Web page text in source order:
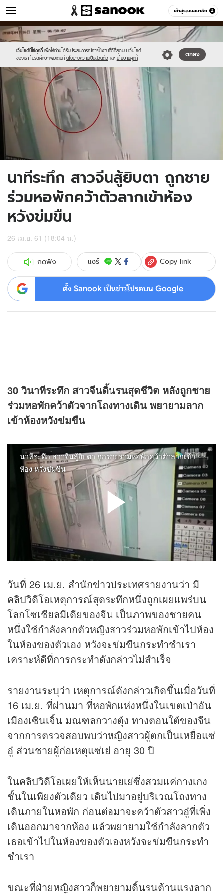
เข้าสู่ระบบสมาชิก
ข่าว หมวดอื่นๆ
เว็บไซต์นี้ใช้คุกกี้ เพื่อให้ท่านได้รับประสบการณ์การใช้งานที่ดีที่สุดบน เว็บไซต์
ของเรา โปรดศึกษาเพิ่มเติมที่ นโยบายความเป็นส่วนตัว และ นโยบายคุกกี้
ตกลง
Sanook
//s.isanook.com/sr/0/images/logo-
new-
sanook.png
600
60
//s.isanook.com/ns/0/ud/1240/6204634/9.3.jpg
นาทีระทึก สาวจีนสู้ยิบตา ถูกชาย
ร่วมหอพักคว้าตัวลากเข้าห้อง
หวังข่มขืน
26 เม.ย. 61 (18:04 น.)
กดฟัง แชร์ Copy link
ตั้ง Sanook เป็นข่าวโปรดบน Google
30 วินาทีระทึก สาวจีนดิ้นรนสุดชีวิต หลังถูกชาย
ร่วมหอพักคว้าตัวจากโถงทางเดิน พยายามลาก
เข้าห้องหวังข่มขืน
วันที่ 26 เม.ย. สำนักข่าวประเทศรายงานว่า มี
คลิปวิดีโอเหตุการณ์สุดระทึกหนึ่งถูกเผยแพร่บน
โลกโซเชียลมีเดียของจีน เป็นภาพของชายคน
หนึ่งใช้กำลังลากตัวหญิงสาวร่วมหอพักเข้าไปห้อง
ในห้องของตัวเอง หวังจะข่มขืนกระทำชำเรา
เคราะห์ดีที่การกระทำดังกล่าวไม่สำเร็จ
รายงานระบุว่า เหตุการณ์ดังกล่าวเกิดขึ้นเมื่อวันที่
16 เม.ย. ที่ผ่านมา ที่หอพักแห่งหนึ่งในเขตเป่าอัน
เมืองเซินเจิ้น มณฑลกวางตุ้ง ทางตอนใต้ของจีน
จากการตรวจสอบพบว่าหญิงสาวผู้ตกเป็นเหยื่อแซ่
อู๋ ส่วนชายผู้ก่อเหตุแซ่เย่ อายุ 30 ปี
ในคลิปวิดีโอเผยให้เห็นนายเย่ซึ่งสวมแค่กางเกง
ชั้นในเพียงตัวเดียว เดินไปมาอยู่บริเวณโถงทาง
เดินภายในหอพัก ก่อนต่อมาจะคว้าตัวสาวอู๋ที่เพิ่ง
เดินออกมาจากห้อง แล้วพยายามใช้กำลังลากตัว
เธอเข้าไปในห้องของตัวเองหวังจะข่มขืนกระทำ
ชำเรา
ขณะที่ฝ่ายหญิงสาวก็พยายามดิ้นรนต้านแรงลาก